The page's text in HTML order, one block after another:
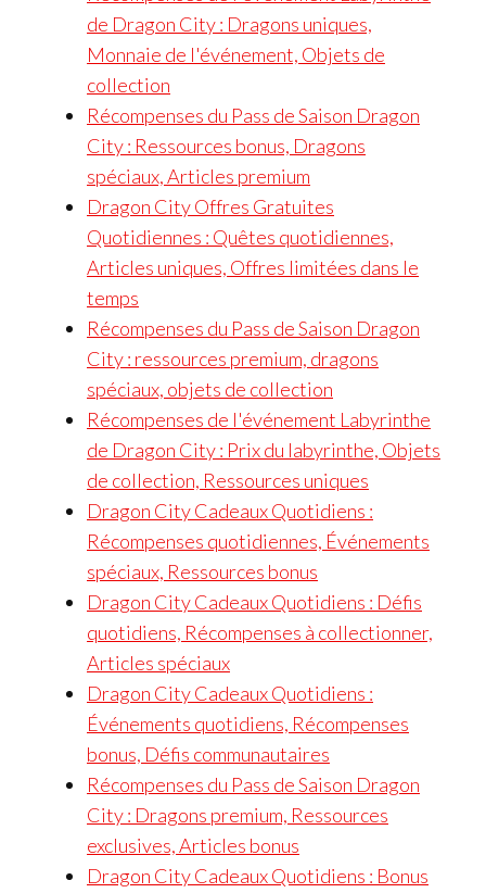
de Dragon City : Dragons uniques,
Monnaie de l'événement, Objets de
collection
Récompenses du Pass de Saison Dragon
City : Ressources bonus, Dragons
spéciaux, Articles premium
Dragon City Offres Gratuites
Quotidiennes : Quêtes quotidiennes,
Articles uniques, Offres limitées dans le
temps
Récompenses du Pass de Saison Dragon
City : ressources premium, dragons
spéciaux, objets de collection
Récompenses de l'événement Labyrinthe
de Dragon City : Prix du labyrinthe, Objets
de collection, Ressources uniques
Dragon City Cadeaux Quotidiens :
Récompenses quotidiennes, Événements
spéciaux, Ressources bonus
Dragon City Cadeaux Quotidiens : Défis
quotidiens, Récompenses à collectionner,
Articles spéciaux
Dragon City Cadeaux Quotidiens :
Événements quotidiens, Récompenses
bonus, Défis communautaires
Récompenses du Pass de Saison Dragon
City : Dragons premium, Ressources
exclusives, Articles bonus
Dragon City Cadeaux Quotidiens : Bonus